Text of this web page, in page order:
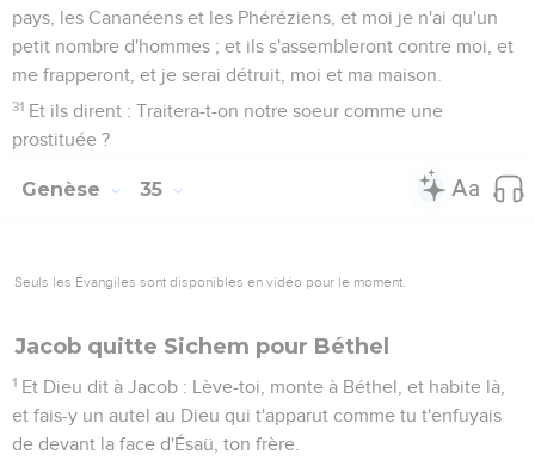
pays, les Cananéens et les Phéréziens, et moi je n'ai qu'un
petit nombre d'hommes ; et ils s'assembleront contre moi, et
me frapperont, et je serai détruit, moi et ma maison.
31 Et ils dirent : Traitera-t-on notre soeur comme une
prostituée ?
Genèse 35
Seuls les Évangiles sont disponibles en vidéo pour le moment.
Jacob quitte Sichem pour Béthel
1 Et Dieu dit à Jacob : Lève-toi, monte à Béthel, et habite là,
et fais-y un autel au Dieu qui t'apparut comme tu t'enfuyais
de devant la face d'Ésaü, ton frère.